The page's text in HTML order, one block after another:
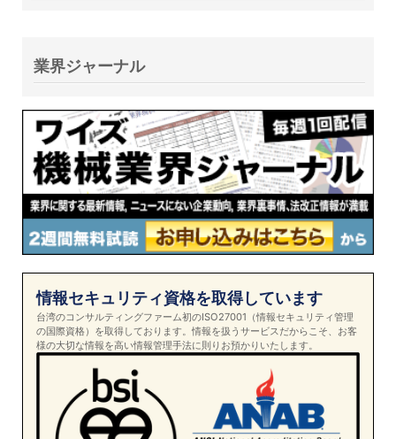
業界ジャーナル
情報セキュリティ資格を取得しています
台湾のコンサルティングファーム初のISO27001（情報セキュリティ管理
の国際資格）を取得しております。情報を扱うサービスだからこそ、お客
様の大切な情報を高い情報管理手法に則りお預かりいたします。